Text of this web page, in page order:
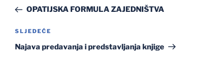
objavaOPATIJSKA FORMULA ZAJEDNIŠTVA
Sljedeća
objava
SLJEDEĆE
Najava predavanja i predstavljanja knjige